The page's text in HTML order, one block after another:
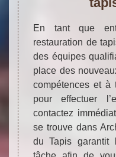
En tant que
restauration de
des équipes
place des
compétences et à
pour effectuer
contactez
se trouve dans
du Tapis garantit